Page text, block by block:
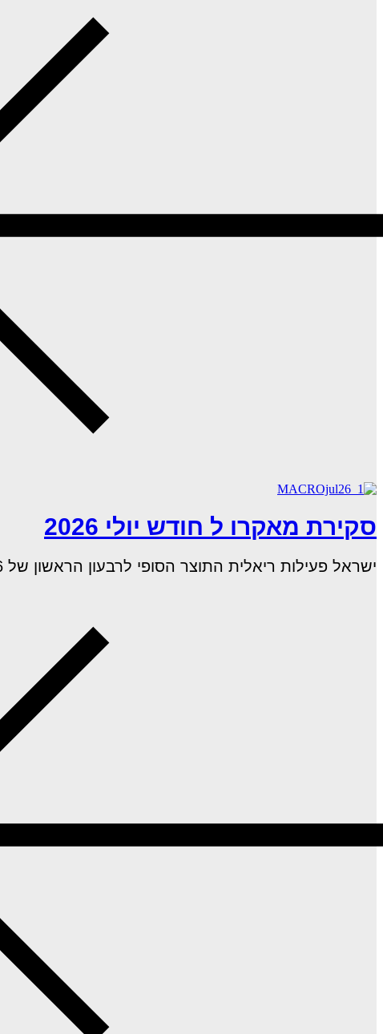
סקירת מאקרו ל חודש יולי 2026
ישראל פעילות ריאלית התוצר הסופי לרבעון הראשון של 2026 שהושפע ממלחמת "שאגת הארי", הצביע על